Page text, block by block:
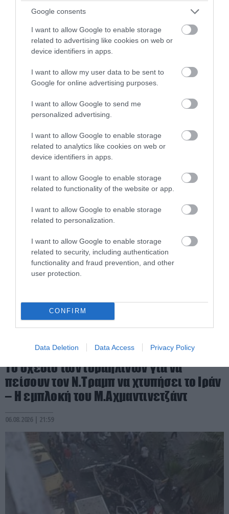
Google consents
I want to allow Google to enable storage
related to advertising like cookies on web or
device identifiers in apps.
I want to allow my user data to be sent to
Google for online advertising purposes.
I want to allow Google to send me
personalized advertising.
I want to allow Google to enable storage
related to analytics like cookies on web or
device identifiers in apps.
I want to allow Google to enable storage
related to functionality of the website or app.
I want to allow Google to enable storage
related to personalization.
I want to allow Google to enable storage
related to security, including authentication
functionality and fraud prevention, and other
user protection.
CONFIRM
Data Deletion Data Access Privacy Policy
PRONEWS.GR /ΔΙΕΘΝΗΣ ΑΣΦΑΛΕΙΑ
Τα ρωσικά καταφύγια που φυλάσσονται
πυρηνικές κεφαλές που η κάθε μία
Θεσσαλονίκη»
PRONEWS.GR /ΔΙΕΘΝΗΣ ΑΣΦΑΛΕΙΑ
Το σχέδιο των ισραηλινών για να
πείσουν τον Ν.Τραμπ να χτυπήσει το Ιράν
– Η εμπλοκή του Μ.Αχμαντινετζάντ
06.08.2026 | 21:59